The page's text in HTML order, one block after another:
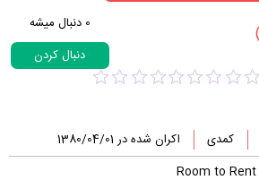
0 دنبال میشه
دنبال کردن
کمدی
اکران شده در 1380/04/01